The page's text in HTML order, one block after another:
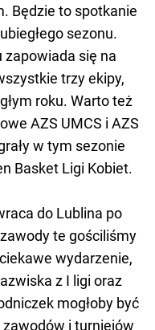
Będzie to spotkanie
sezonu.
zapowiada się na
trzy ekipy,
roku. Warto też
AZS UMCS i AZS
w tym sezonie
Basket Ligi Kobiet.
do Lublina po
te gościliśmy
wydarzenie,
z I ligi oraz
mogłoby być
i turniejów